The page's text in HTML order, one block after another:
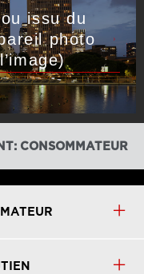
issu du
photo
CONSOMMATEUR